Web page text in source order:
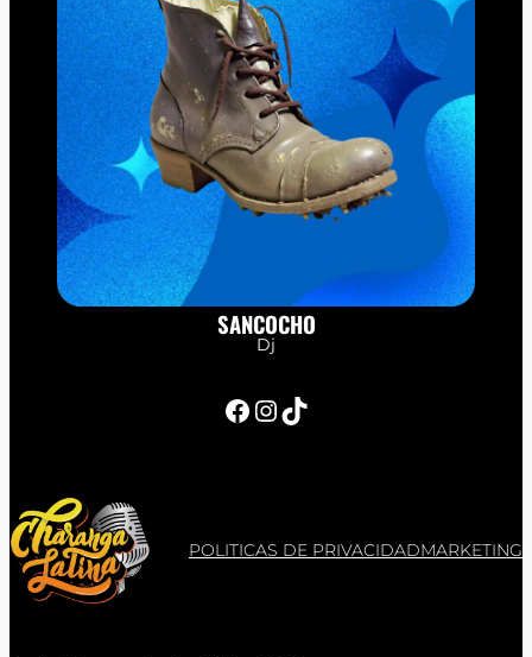
SANCOCHO
Dj
Facebook InstagramTikTok
POLITICAS DE PRIVACIDADMARKETING